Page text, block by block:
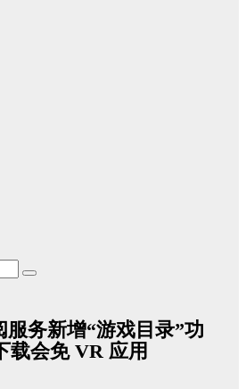
服务新增“游戏目录”功
载会免 VR 应用